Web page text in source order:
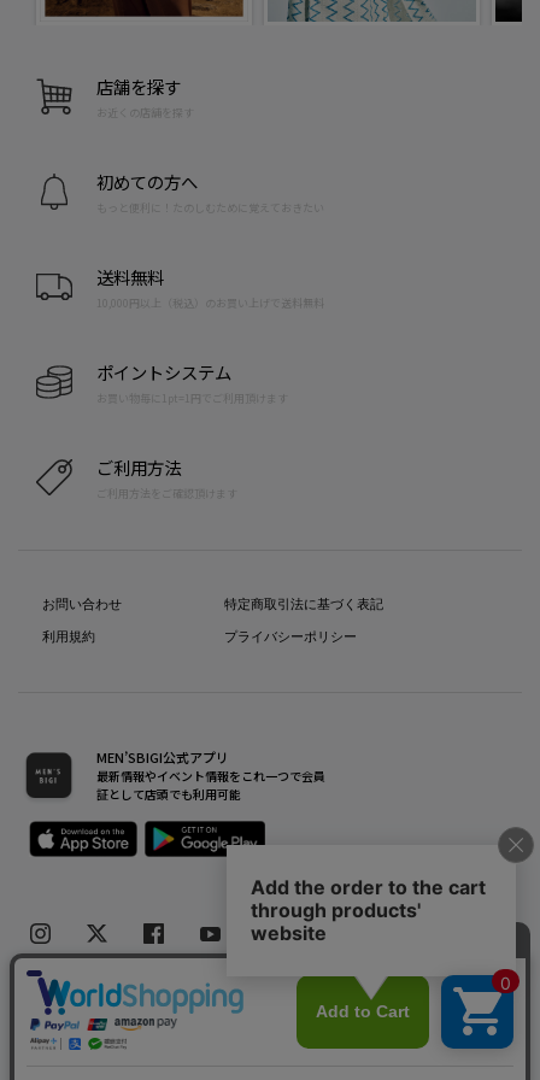
店舗を探す
お近くの店舗を探す
初めての方へ
もっと便利に！たのしむために覚えておきたい
送料無料
10,000円以上（税込）のお買い上げで送料無料
ポイントシステム
お買い物毎に1pt=1円でご利用頂けます
ご利用方法
ご利用方法をご確認頂けます
お問い合わせ
利用規約
特定商取引法に基づく表記
プライバシーポリシー
MEN’SBIGI公式アプリ
最新情報やイベント情報をこれ一つで会員
証として店頭でも利用可能
Copyright(C) Bigi Co.,Ltd.All Rights Reserved.